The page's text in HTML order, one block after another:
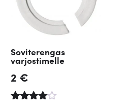
Soviterengas
varjostimelle
2 €